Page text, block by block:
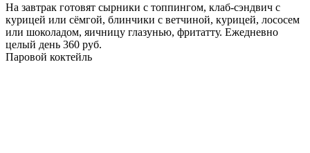
На завтрак готовят сырники с топпингом, клаб-сэндвич с
курицей или сёмгой, блинчики с ветчиной, курицей, лососем
или шоколадом, яичницу глазунью, фритатту. Ежедневно
целый день 360 руб.
Паровой коктейль